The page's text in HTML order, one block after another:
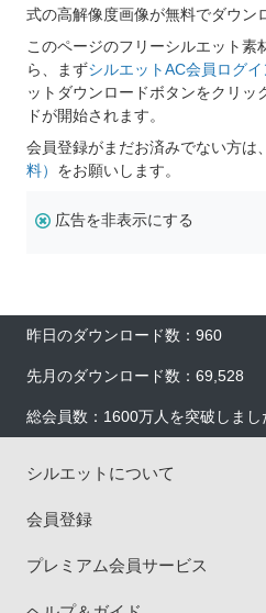
式の高解像度画像が無料でダウン
このページのフリーシルエット素
ら、まずシルエットAC会員ログイ
ットダウンロードボタンをクリッ
ドが開始されます。
会員登録がまだお済みでない方は、
料） をお願いします。
広告を非表示にする
昨日のダウンロード数：960
先月のダウンロード数：69,528
総会員数：1600万人を突破しまし
シルエットについて
会員登録
プレミアム会員サービス